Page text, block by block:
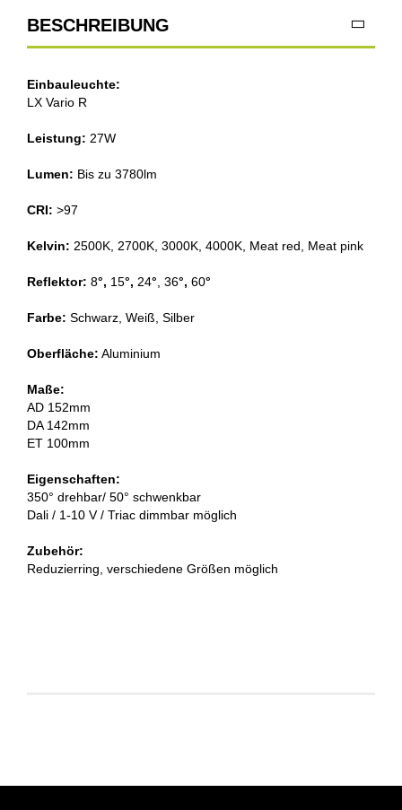
BESCHREIBUNG
Einbauleuchte:
LX Vario R
Leistung: 27W
Lumen: Bis zu 3780lm
CRI: >97
Kelvin: 2500K, 2700K, 3000K, 4000K, Meat red, Meat pink
Reflektor: 8°, 15°, 24°, 36°, 60°
Farbe: Schwarz, Weiß, Silber
Oberfläche: Aluminium
Maße:
AD 152mm
DA 142mm
ET 100mm
Eigenschaften:
350° drehbar/ 50° schwenkbar
Dali / 1-10 V / Triac dimmbar möglich
Zubehör:
Reduzierring, verschiedene Größen möglich